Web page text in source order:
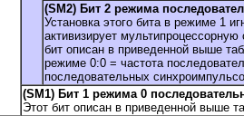
(SM2) Бит 2 режима
Установка этого бита в режиме 1
активизирует
бит описан в приведенной выше
режиме 0:0 = частота
последовательных
(SM1) Бит 1 режима 0
Этот бит описан в приведенной выше